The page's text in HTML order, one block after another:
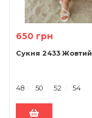
650 грн
Сукня 2433 Жовтий
48 50 52 54